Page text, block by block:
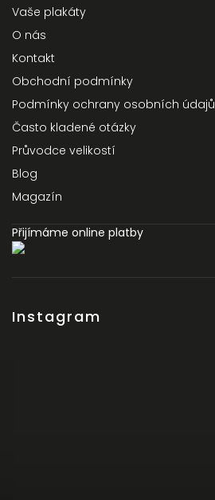
Vaše plakáty
O nás
Kontakt
Obchodní podmínky
Podmínky ochrany osobních údajů
Často kladené otázky
Průvodce velikostí
Blog
Magazín
Přijímáme online platby
Instagram